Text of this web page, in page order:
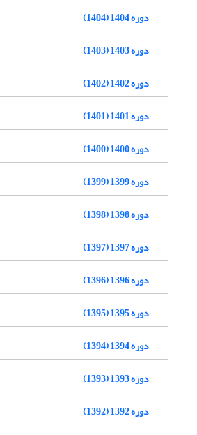
دوره 1404 (1404)
دوره 1403 (1403)
دوره 1402 (1402)
دوره 1401 (1401)
دوره 1400 (1400)
دوره 1399 (1399)
دوره 1398 (1398)
دوره 1397 (1397)
دوره 1396 (1396)
دوره 1395 (1395)
دوره 1394 (1394)
دوره 1393 (1393)
دوره 1392 (1392)